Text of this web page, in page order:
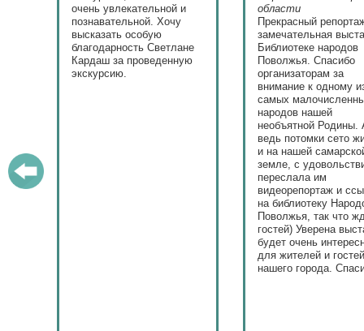
очень увлекательной и
познавательной. Хочу
высказать особую
благодарность Светлане
Кардаш за проведенную
экскурсию.
области
Прекрасный
замечательная
Библиотеке народов
Поволжья. Спасибо
организаторам за
внимание к одному
самых
народов нашей
необъятной Родины.
ведь потомки сето
и на нашей
земле, с
переслала им
видеорепортаж и
на библиотеку
Поволжья, так что
гостей) Уверена
будет очень
для жителей и
нашего города.